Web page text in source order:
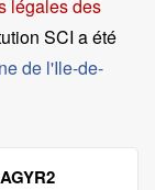
légales des
SCI a été
de l'Ile-de-
AGYR2